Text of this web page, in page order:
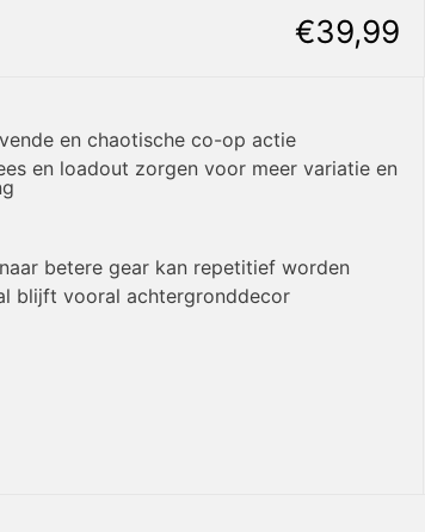
€39,99
en chaotische co-op actie
en loadout zorgen voor meer variatie en
betere gear kan repetitief worden
blijft vooral achtergronddecor